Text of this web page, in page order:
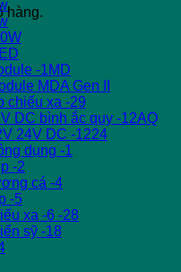
hàng.
-1MD
MDA Gen II
chiếu xa -29
DC bình ắc quy -12AQ
24V DC -1224
dụng -1
-2
cá -4
-5
xa -6 -28
sỹ -18